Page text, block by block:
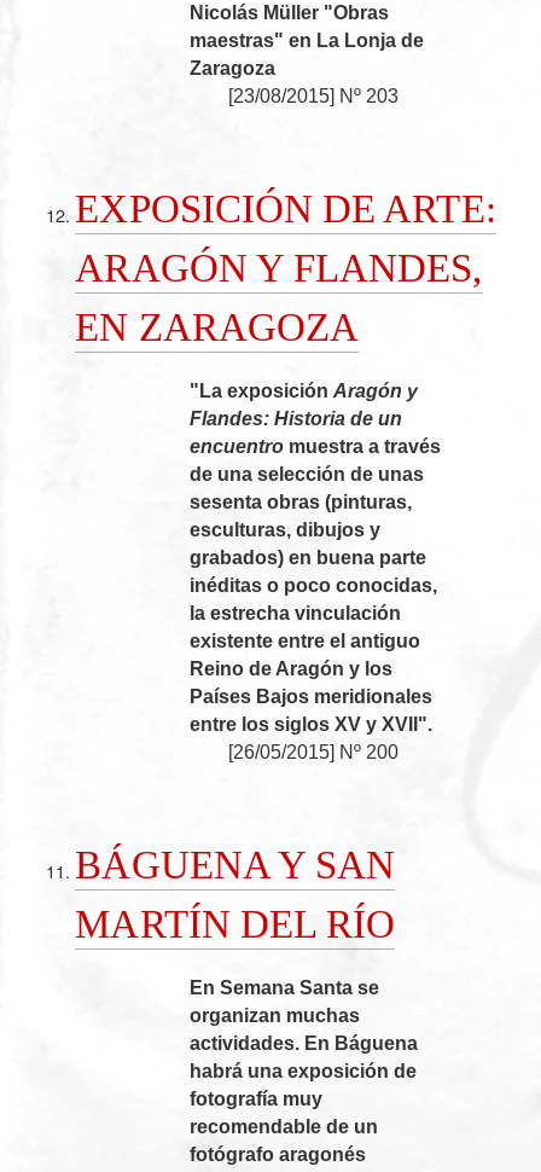
Nicolás Müller "Obras
maestras" en La Lonja de
Zaragoza
[23/08/2015] Nº 203
EXPOSICIÓN DE ARTE:
ARAGÓN Y FLANDES,
EN ZARAGOZA
"La exposiciónAragón y
Flandes: Historia de un
encuentro muestra a través
de una selección de unas
sesenta obras (pinturas,
esculturas, dibujos y
grabados) en buena parte
inéditas o poco conocidas,
la estrecha vinculación
existente entre el antiguo
Reino de Aragón y los
Países Bajos meridionales
entre los siglos XV y XVII".
[26/05/2015] Nº 200
BÁGUENA Y SAN
MARTÍN DEL RÍO
En Semana Santa se
organizan muchas
actividades. En Báguena
habrá una exposición de
fotografía muy
recomendable de un
fotógrafo aragonés